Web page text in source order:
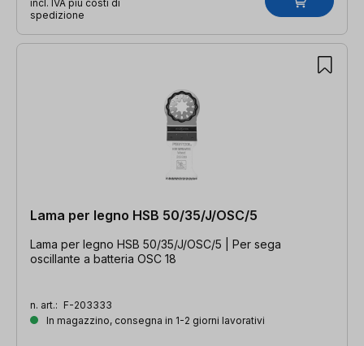
incl. IVA più costi di
spedizione
Lama per legno HSB 50/35/J/OSC/5
Lama per legno HSB 50/35/J/OSC/5 | Per sega
oscillante a batteria OSC 18
n. art.: F-203333
In magazzino, consegna in 1-2 giorni lavorativi